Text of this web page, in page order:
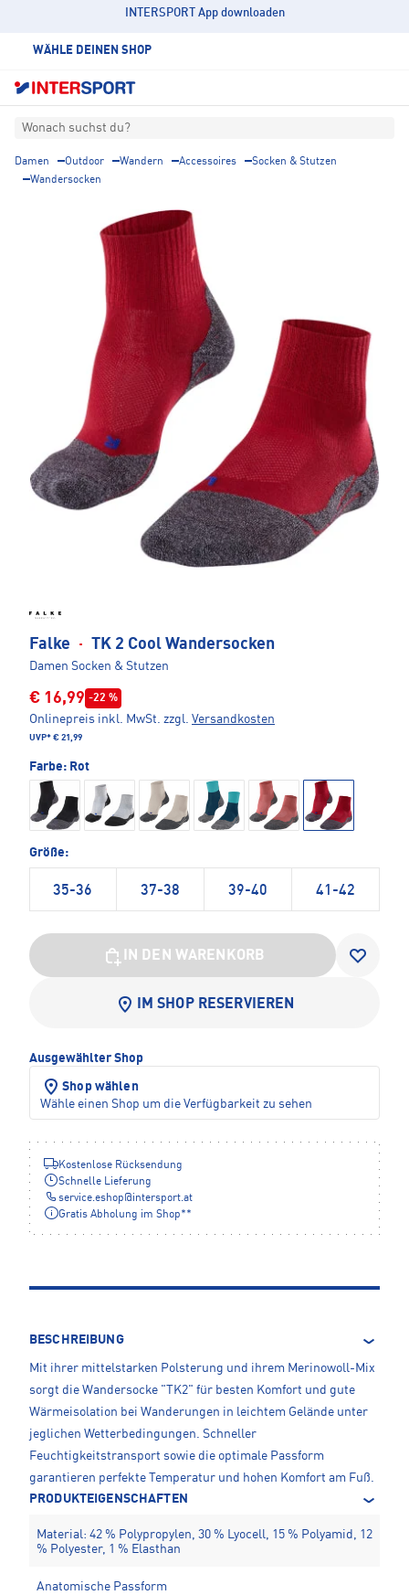
INTERSPORT App downloaden
WÄHLE DEINEN SHOP
Wonach suchst du?
Damen Outdoor Wandern Accessoires
Socken & Stutzen
Wandersocken
Falke · TK 2 Cool Wandersocken
Damen Socken & Stutzen
€ 16,99 -22 %
Onlinepreis inkl. MwSt. zzgl. Versandkosten
UVP* € 21,99
Farbe: Rot
Größe:
35-36 37-38 39-40 41-42
IN DEN WARENKORB
IM SHOP RESERVIEREN
Ausgewählter Shop
Shop wählen
Wähle einen Shop um die Verfügbarkeit zu sehen
Kostenlose Rücksendung
Schnelle Lieferung
service.eshop@intersport.at
Gratis Abholung im Shop**
BESCHREIBUNG
Mit ihrer mittelstarken Polsterung und ihrem Merinowoll-Mix
sorgt die Wandersocke "TK2" für besten Komfort und gute
Wärmeisolation bei Wanderungen in leichtem Gelände unter
jeglichen Wetterbedingungen. Schneller
Feuchtigkeitstransport sowie die optimale Passform
garantieren perfekte Temperatur und hohen Komfort am Fuß.
PRODUKTEIGENSCHAFTEN
Material: 42 % Polypropylen, 30 % Lyocell, 15 % Polyamid, 12
% Polyester, 1 % Elasthan
Anatomische Passform